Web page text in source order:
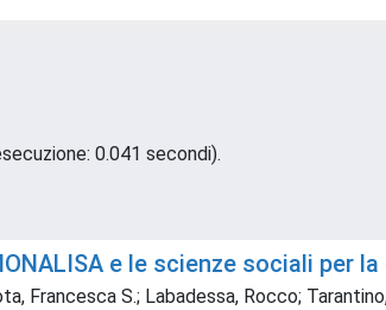
0.041 secondi).
e le scienze sociali per
Francesca S.; Labadessa, Rocco;